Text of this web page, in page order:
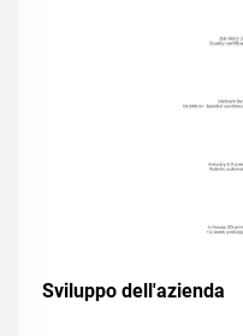
Sviluppo dell'azienda